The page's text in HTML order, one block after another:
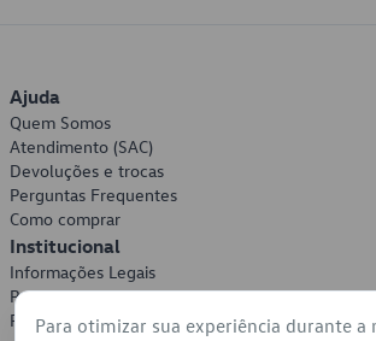
Ajuda
Quem Somos
Atendimento (SAC)
Devoluções e trocas
Perguntas Frequentes
Como comprar
Institucional
Informações Legais
Política de Privacidade
Política de Cookies
Para otimizar sua experiência durante a